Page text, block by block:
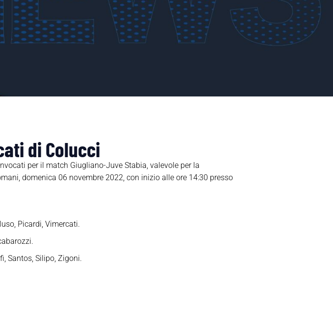
di Colucci
per il match Giugliano-Juve Stabia, valevole per la
domenica 06 novembre 2022, con inizio alle ore 14:30 presso
Picardi, Vimercati.
Santos, Silipo, Zigoni.